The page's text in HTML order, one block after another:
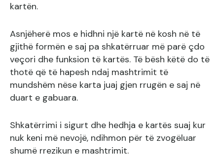
kartën.
Asnjëherë mos e hidhni një kartë në kosh në të
gjithë formën e saj pa shkatërruar më parë çdo
veçori dhe funksion të kartës. Të bësh këtë do të
thotë që të hapesh ndaj mashtrimit të
mundshëm nëse karta juaj gjen rrugën e saj në
duart e gabuara.
Shkatërrimi i sigurt dhe hedhja e kartës suaj kur
nuk keni më nevojë, ndihmon për të zvogëluar
shumë rrezikun e mashtrimit.